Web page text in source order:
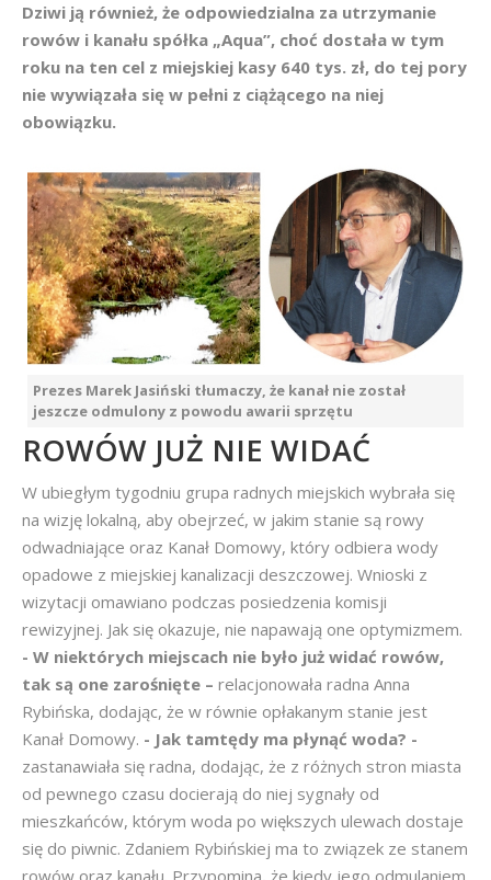
Dziwi ją również, że odpowiedzialna za utrzymanie
rowów i kanału spółka „Aqua”, choć dostała w tym
roku na ten cel z miejskiej kasy 640 tys. zł, do tej pory
nie wywiązała się w pełni z ciążącego na niej
obowiązku.
Prezes Marek Jasiński tłumaczy, że kanał nie został
jeszcze odmulony z powodu awarii sprzętu
ROWÓW JUŻ NIE WIDAĆ
W ubiegłym tygodniu grupa radnych miejskich wybrała się
na wizję lokalną, aby obejrzeć, w jakim stanie są rowy
odwadniające oraz Kanał Domowy, który odbiera wody
opadowe z miejskiej kanalizacji deszczowej. Wnioski z
wizytacji omawiano podczas posiedzenia komisji
rewizyjnej. Jak się okazuje, nie napawają one optymizmem.
- W niektórych miejscach nie było już widać rowów,
tak są one zarośnięte – relacjonowała radna Anna
Rybińska, dodając, że w równie opłakanym stanie jest
Kanał Domowy. - Jak tamtędy ma płynąć woda? -
zastanawiała się radna, dodając, że z różnych stron miasta
od pewnego czasu docierają do niej sygnały od
mieszkańców, którym woda po większych ulewach dostaje
się do piwnic. Zdaniem Rybińskiej ma to związek ze stanem
rowów oraz kanału. Przypomina, że kiedy jego odmulaniem